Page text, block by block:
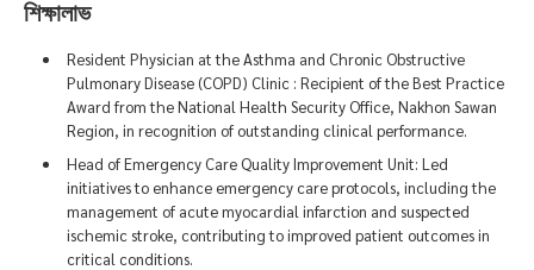
শিক্ষালাভ
Resident Physician at the Asthma and Chronic Obstructive
Pulmonary Disease (COPD) Clinic : Recipient of the Best Practice
Award from the National Health Security Office, Nakhon Sawan
Region, in recognition of outstanding clinical performance.
Head of Emergency Care Quality Improvement Unit: Led
initiatives to enhance emergency care protocols, including the
management of acute myocardial infarction and suspected
ischemic stroke, contributing to improved patient outcomes in
critical conditions.